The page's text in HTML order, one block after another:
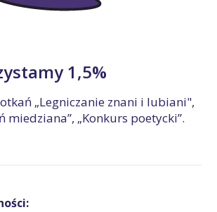
1,5%
„Legniczanie znani i lubiani",
miedziana”, „Konkurs poetycki”.